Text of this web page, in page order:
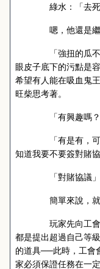
綠水：「去死
嗯，他還是繼
「強扭的瓜不
眼皮子底下的污點是
希望有人能在吸血鬼
旺柴思考著。
「有興趣嗎？
「有是有，可
知道我要不要簽對賭協
「對賭協議」
簡單來說，就
玩家先向工會
都是提出超過自己等
的道具──此時，工會
家必須保證任務在一